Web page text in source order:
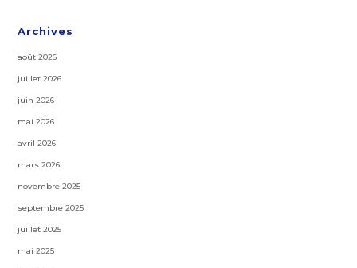
Archives
août 2026
juillet 2026
juin 2026
mai 2026
avril 2026
mars 2026
novembre 2025
septembre 2025
juillet 2025
mai 2025